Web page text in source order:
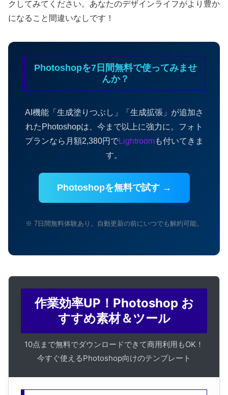
クしてみてください。あなたのデザインライフがより豊か
になること間違いなしです！
Photoshopを7日間無料で使ってみませ
んか？
AI機能「生成塗りつぶし」「生成拡張」が追加さ
れたPhotoshopは、今まで以上に強力に。フォト
プランなら月額2,380円でLightroomも付いてきま
す。
Photoshopを無料で試す →
※ 7日間無料体験あり。自動更新の前にいつでも解約可能。
作業効率UP！Photoshop お
すすめ素材＆ツール
10点まで無料でダウンロードできて商用利用もOK！
今すぐ使えるPhotoshop向けのテンプレート